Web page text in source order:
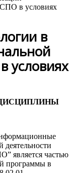
в условиях
в
условиях
деятельности
является частью
программы в